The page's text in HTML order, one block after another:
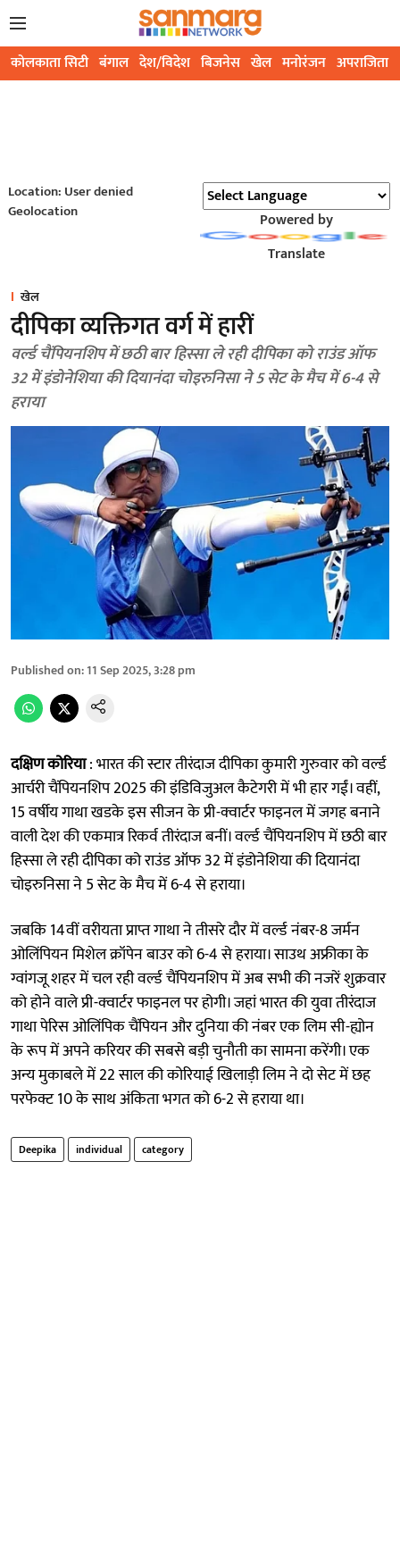
कोलकाता सिटी बंगाल देश/विदेश बिजनेस खेल मनोरंजन अपराजिता
Location: User denied
Geolocation
Powered by
Translate
खेल
दीपिका व्यक्तिगत वर्ग में हारीं
वर्ल्ड चैंपियनशिप में छठी बार हिस्सा ले रही दीपिका को राउंड ऑफ
32 में इंडोनेशिया की दियानंदा चोइरुनिसा ने 5 सेट के मैच में 6-4 से
हराया
Published on:11 Sep 2025, 3:28 pm
दक्षिण कोरिया: भारत की स्टार तीरंदाज दीपिका कुमारी गुरुवार को वर्ल्ड
आर्चरी चैंपियनशिप 2025 की इंडिविजुअल कैटेगरी में भी हार गईं। वहीं,
15 वर्षीय गाथा खडके इस सीजन के प्री-क्वार्टर फाइनल में जगह बनाने
वाली देश की एकमात्र रिकर्व तीरंदाज बनीं। वर्ल्ड चैंपियनशिप में छठी बार
हिस्सा ले रही दीपिका को राउंड ऑफ 32 में इंडोनेशिया की दियानंदा
चोइरुनिसा ने 5 सेट के मैच में 6-4 से हराया।
जबकि 14वीं वरीयता प्राप्त गाथा ने तीसरे दौर में वर्ल्ड नंबर-8 जर्मन
ओलिंपियन मिशेल क्रॉपेन बाउर को 6-4 से हराया। साउथ अफ्रीका के
ग्वांगजू शहर में चल रही वर्ल्ड चैंपियनशिप में अब सभी की नजरें शुक्रवार
को होने वाले प्री-क्वार्टर फाइनल पर होगी। जहां भारत की युवा तीरंदाज
गाथा पेरिस ओलिंपिक चैंपियन और दुनिया की नंबर एक लिम सी-ह्योन
के रूप में अपने करियर की सबसे बड़ी चुनौती का सामना करेंगी। एक
अन्य मुकाबले में 22 साल की कोरियाई खिलाड़ी लिम ने दो सेट में छह
परफेक्ट 10 के साथ अंकिता भगत को 6-2 से हराया था।
Deepika individual category